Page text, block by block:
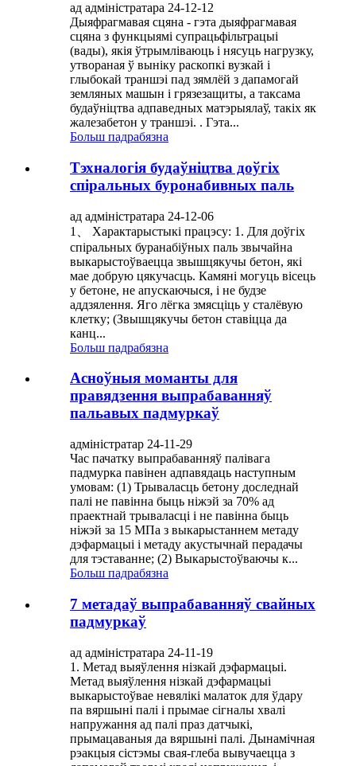
ад адміністратара 24-12-12
Дыяфрагмавая сцяна - гэта дыяфрагмавая
сцяна з функцыямі супрацьфільтрацыі
(вады), якія ўтрымліваюць і нясуць нагрузку,
утвораная ў выніку раскопкі вузкай і
глыбокай траншэі пад зямлёй з дапамогай
земляных машын і грязезащиты, а таксама
будаўніцтва адпаведных матэрыялаў, такіх як
жалезабетон у траншэі. . Гэта...
Больш падрабязна
Тэхналогія будаўніцтва доўгіх
спіральных буронабивных паль
ад адміністратара 24-12-06
1、 Характарыстыкі працэсу: 1. Для доўгіх
спіральных буранабіўных паль звычайна
выкарыстоўваецца звышцякучы бетон, які
мае добрую цякучасць. Камяні могуць вісець
у бетоне, не апускаючыся, і не будзе
аддзялення. Яго лёгка змясціць у сталёвую
клетку; (Звышцякучы бетон ставіцца да
канц...
Больш падрабязна
Асноўныя моманты для
правядзення выпрабаванняў
пальавых падмуркаў
адміністратар 24-11-29
Час пачатку выпрабаванняў палівага
падмурка павінен адпавядаць наступным
умовам: (1) Трываласць бетону доследнай
палі не павінна быць ніжэй за 70% ад
праектнай трываласці і не павінна быць
ніжэй за 15 МПа з выкарыстаннем метаду
дэфармацыі і метаду акустычнай перадачы
для тэставанне; (2) Выкарыстоўваючы к...
Больш падрабязна
7 метадаў выпрабаванняў свайных
падмуркаў
ад адміністратара 24-11-19
1. Метад выяўлення нізкай дэфармацыі.
Метад выяўлення нізкай дэфармацыі
выкарыстоўвае невялікі малаток для ўдару
па вяршыні палі і прымае сігналы хвалі
напружання ад палі праз датчыкі,
прымацаваныя да вяршыні палі. Дынамічная
рэакцыя сістэмы свая-глеба вывучаецца з